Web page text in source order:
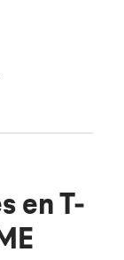
en T-